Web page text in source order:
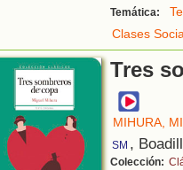
Temática:
Clases
Tres
MIHURA,
SM ,
Colección: